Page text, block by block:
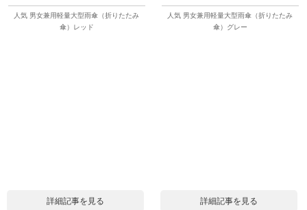
人気 男女兼用軽量大型雨傘（折りたたみ
傘）レッド
人気 男女兼用軽量大型雨傘（折りたたみ
傘）グレー
詳細記事を見る 詳細記事を見る